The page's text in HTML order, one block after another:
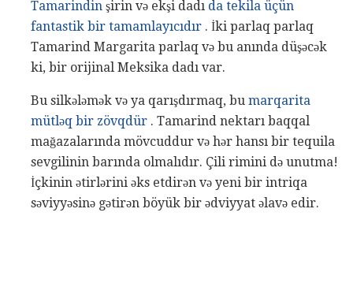
Tamarindin şirin və ekşi dadı da tekila üçün
fantastik bir tamamlayıcıdır . İki parlaq parlaq
Tamarind Margarita parlaq və bu anında düşəcək
ki, bir orijinal Meksika dadı var.
Bu silkələmək və ya qarışdırmaq, bu marqarita
mütləq bir zövqdür . Tamarind nektarı baqqal
mağazalarında mövcuddur və hər hansı bir tequila
sevgilinin barında olmalıdır. Çili rimini də unutma!
İçkinin ətirlərini əks etdirən və yeni bir intriqa
səviyyəsinə gətirən böyük bir ədviyyat əlavə edir.